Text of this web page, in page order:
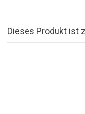
Dieses Produkt ist